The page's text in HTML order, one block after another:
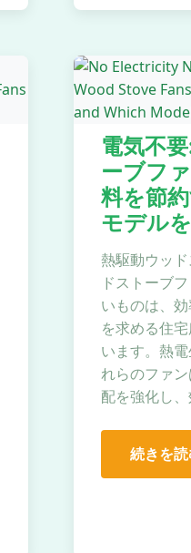
電気不
ーブフ
料を節
モデル
熱駆動ウッ
ドストーブ
いものは、
を求める住
います。熱
れらのファ
配を強化し
続きを